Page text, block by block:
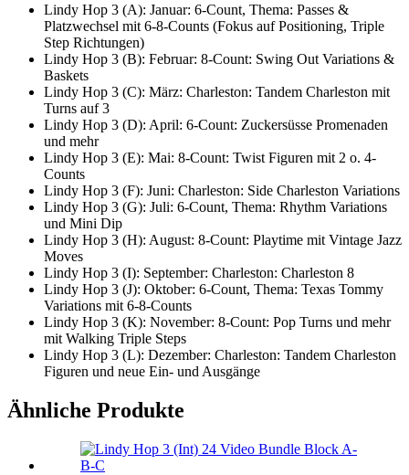
Lindy Hop 3 (A): Januar: 6-Count, Thema: Passes &
Platzwechsel mit 6-8-Counts (Fokus auf Positioning, Triple
Step Richtungen)
Lindy Hop 3 (B): Februar: 8-Count: Swing Out Variations &
Baskets
Lindy Hop 3 (C): März: Charleston: Tandem Charleston mit
Turns auf 3
Lindy Hop 3 (D): April: 6-Count: Zuckersüsse Promenaden
und mehr
Lindy Hop 3 (E): Mai: 8-Count: Twist Figuren mit 2 o. 4-
Counts
Lindy Hop 3 (F): Juni: Charleston: Side Charleston Variations
Lindy Hop 3 (G): Juli: 6-Count, Thema: Rhythm Variations
und Mini Dip
Lindy Hop 3 (H): August: 8-Count: Playtime mit Vintage Jazz
Moves
Lindy Hop 3 (I): September: Charleston: Charleston 8
Lindy Hop 3 (J): Oktober: 6-Count, Thema: Texas Tommy
Variations mit 6-8-Counts
Lindy Hop 3 (K): November: 8-Count: Pop Turns und mehr
mit Walking Triple Steps
Lindy Hop 3 (L): Dezember: Charleston: Tandem Charleston
Figuren und neue Ein- und Ausgänge
Ähnliche Produkte